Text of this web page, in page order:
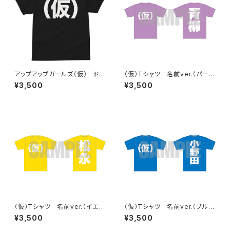
アップアップガールズ（仮） ドラ
イ（仮）Tシャツ
¥3,500
（仮）Tシャツ 名前ver.（パープ
ル）
¥3,500
（仮）Tシャツ 名前ver.（イエロ
ー）
¥3,500
（仮）Tシャツ 名前ver.（ブル
ー）
¥3,500